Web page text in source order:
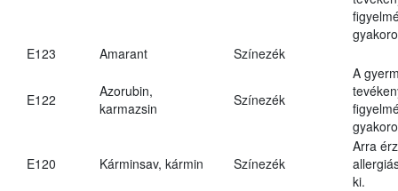
E123
Amarant Színezék
E122
Azorubin,
karmazsin
Színezék
A
E120 Kárminsav, kármin Színezék
Arra
ki.